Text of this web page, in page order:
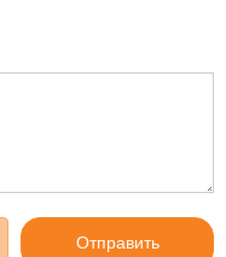
Отправить